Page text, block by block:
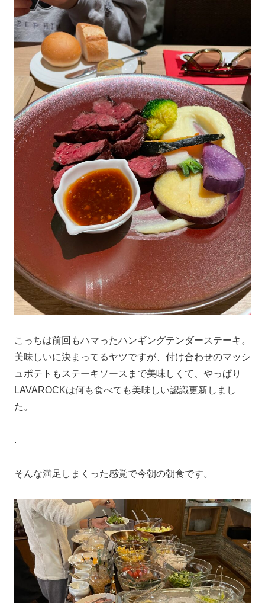
こっちは前回もハマったハンギングテンダーステーキ。
美味しいに決まってるヤツですが、付け合わせのマッシ
ュポテトもステーキソースまで美味しくて、やっぱり
LAVAROCKは何も食べても美味しい認識更新しまし
た。
.
そんな満足しまくった感覚で今朝の朝食です。